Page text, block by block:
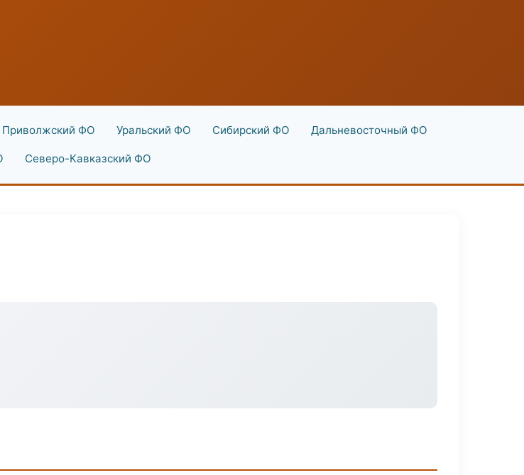
Приволжский ФО Уральский ФО Сибирский ФО Дальневосточный ФО
Северо-Кавказский ФО